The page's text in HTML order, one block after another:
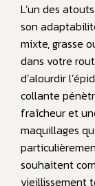
L’un des
son
mixte, grasse
dans votre
d’alourdir
collante
fraîcheur et
maquillages
souhaitent
vieillissement